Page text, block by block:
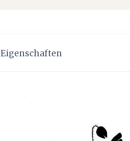
Eigenschaften